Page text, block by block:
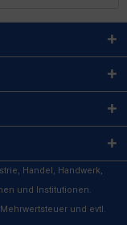
Handel, Handwerk,
und Institutionen.
und evtl.